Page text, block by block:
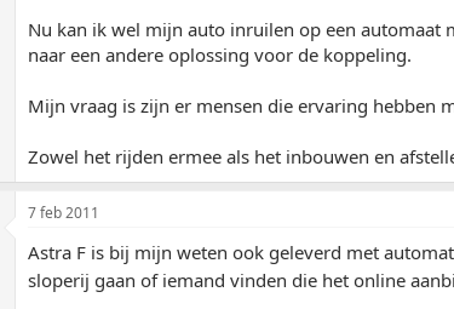
Nu kan ik wel mijn auto inruilen op een automaat
naar een andere oplossing voor de koppeling.
Mijn vraag is zijn er mensen die ervaring hebben
Zowel het rijden ermee als het inbouwen en
7 feb 2011
Astra F is bij mijn weten ook geleverd met
sloperij gaan of iemand vinden die het online